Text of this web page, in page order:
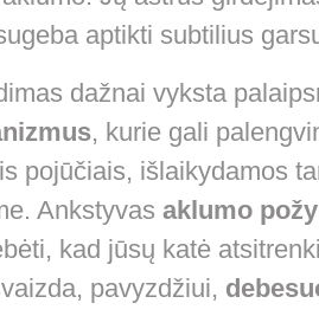
aptikti subtilius
dažnai vyksta
, kurie gali
pojūčiais, išlaikydamos
Ankstyvas aklumo
kad jūsų katė
pavyzdžiui,